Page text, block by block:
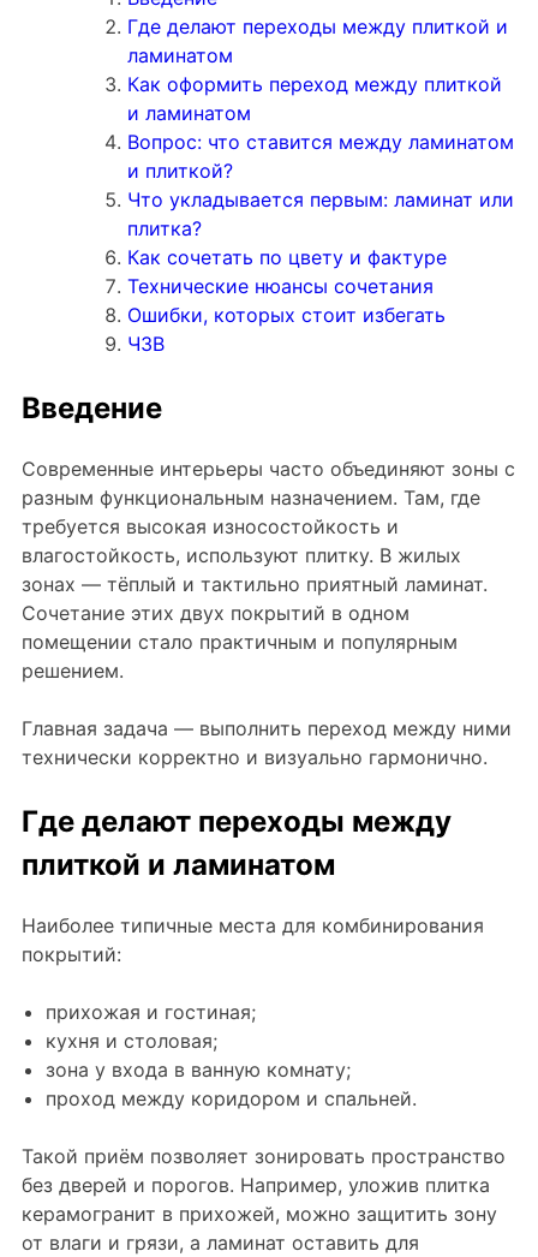
Где делают переходы между плиткой и
ламинатом
Как оформить переход между плиткой
и ламинатом
Вопрос: что ставится между ламинатом
и плиткой?
Что укладывается первым: ламинат или
плитка?
Как сочетать по цвету и фактуре
Технические нюансы сочетания
Ошибки, которых стоит избегать
ЧЗВ
Введение
Современные интерьеры часто объединяют зоны с
разным функциональным назначением. Там, где
требуется высокая износостойкость и
влагостойкость, используют плитку. В жилых
зонах — тёплый и тактильно приятный ламинат.
Сочетание этих двух покрытий в одном
помещении стало практичным и популярным
решением.
Главная задача — выполнить переход между ними
технически корректно и визуально гармонично.
Где делают переходы между
плиткой и ламинатом
Наиболее типичные места для комбинирования
покрытий:
прихожая и гостиная;
кухня и столовая;
зона у входа в ванную комнату;
проход между коридором и спальней.
Такой приём позволяет зонировать пространство
без дверей и порогов. Например, уложив плитка
керамогранит в прихожей, можно защитить зону
от влаги и грязи, а ламинат оставить для
Керамогранит под Дерево
Белый керамогранит
Черно-белый керамогранит
Бежевый керамогранит
Керамогранит коричневый
Серый керамогранит
Черный керамогранит
Керамогранит для ванной
Керамогранит для фасада
Керамогранит для кухни
Керамическая плитка
Плитка керамическая глянцевая
Плитка керамическая матовая